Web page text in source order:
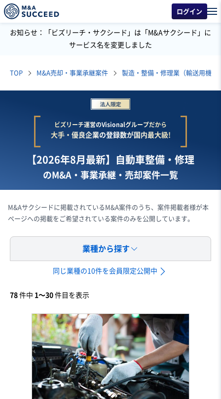
ログイン
お知らせ：「ビズリーチ・サクシード」は「M&Aサクシード」に
サービス名を変更しました
TOP M&A売却・事業承継案件 製造・整備・修理業（輸送用機械
ビズリーチ運営のVisionalグループだから
大手・優良企業の登録数が国内最大級!
【2026年8月最新】自動車整備・修理
のM&A・事業承継・売却案件一覧
M&Aサクシードに掲載されているM&A案件のうち、案件掲載者様が本
ページへの掲載をご希望されている案件のみを公開しています。
業種から探す
同じ業種の10件を会員限定公開中
78 件中 1〜30 件目を表示